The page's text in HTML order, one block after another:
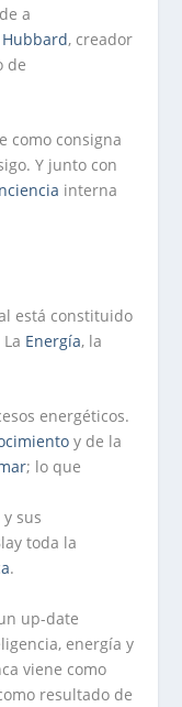
a
Hubbard, creador
de
como consigna
Y junto con
interna
está constituido
La Energía, la
energéticos.
y de la
; lo que
sus
toda la
.
up-date
energía y
viene como
resultado de